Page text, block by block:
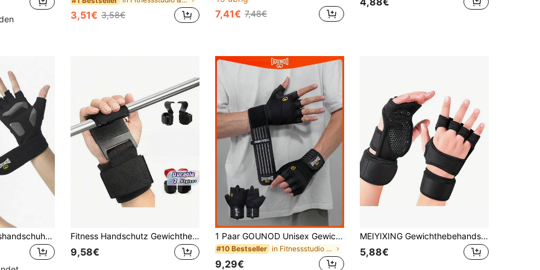
3,51€ 3,58€ 7,41€ 7,48€
GOUNOD Trainingshandschuhe für Herren und Damen, Gewichtheberhandschuhe mit hervorragendem Griff, leichte Fitnesshandschuhe für Radfahren, Fitness, Training, Klettern und Rudern. Geeignet für Radfahren, Motorradfahren und Skifahren, schwarze Handschuhe Fitness Handschutz Gewichtheben Haken, strapazierfähiges Gewichtheben Handgelenkband, geeignet für Klimmzüge, Hanteln, Kettlebell Klimmzüge, Gym Training, Dicke Griff Handgelenk Haken, geeignet für Gewichtheben, Spannung und Krafttraining, Fitness Zubehör für Männer und Frauen
9,58€
1 Paar GOUNOD Unisex Gewichthebe-Handschuhe mit hervorragendem Griff für Gewichtheben, Übungen, Training, Klimmzüge.
#10 Bestseller in Fitnessstudio & Fitness Fitnesshandschuhe
9,29€
MEIYIXING Gewichthebehandschuhe mit Handgelenksstütze für Männer Frauen Fitness Krafttraining Powerlifting Handflächenschutz Handschuhe Fitnessstudio Zubehör, Sport, Fitnessstudio, Heimübung, Sportaccessoires, Fitnessstudio Zubehör, CrossFit Zubehör
5,88€